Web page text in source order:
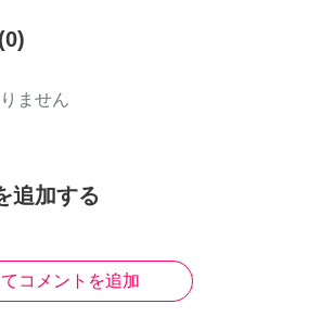
(0)
ません
追加する
コメントを追加